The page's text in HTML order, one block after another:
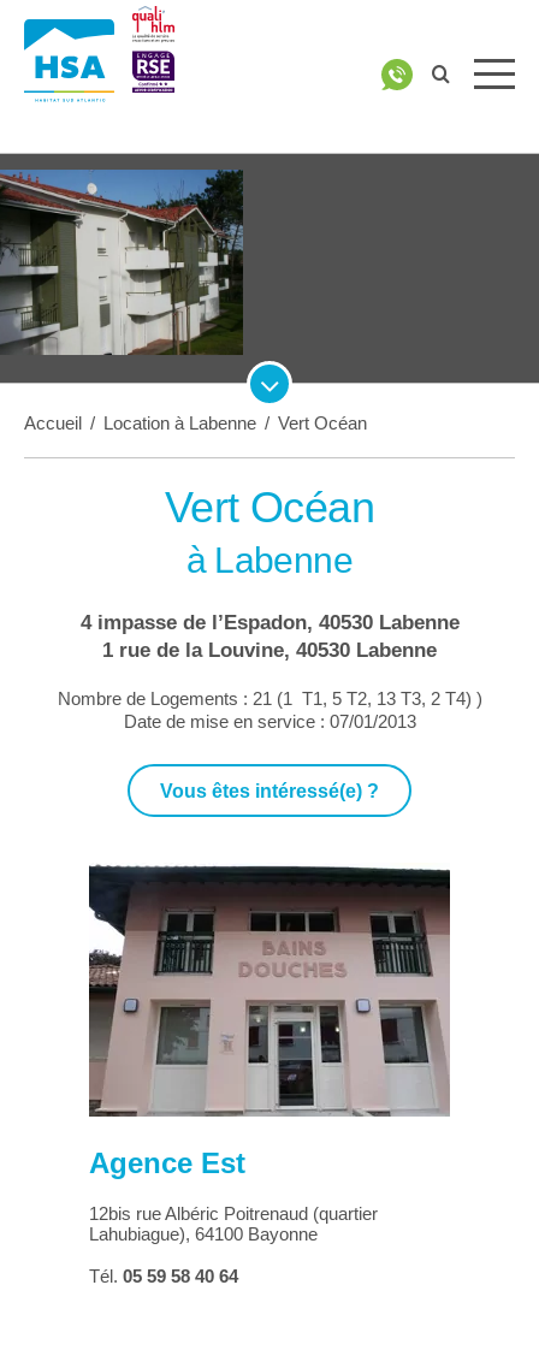
Accueil / Location à Labenne / Vert Océan
Vert Océan
à Labenne
4 impasse de l’Espadon, 40530 Labenne
1 rue de la Louvine, 40530 Labenne
Nombre de Logements : 21 (1 T1, 5 T2, 13 T3, 2 T4) )
Date de mise en service : 07/01/2013
Vous êtes intéressé(e) ?
Agence Est
12bis rue Albéric Poitrenaud (quartier
Lahubiague), 64100 Bayonne
Tél. 05 59 58 40 64